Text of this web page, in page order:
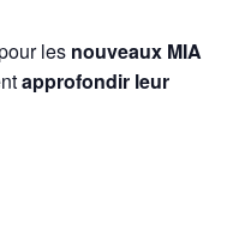
les nouveaux MIA
approfondir leur